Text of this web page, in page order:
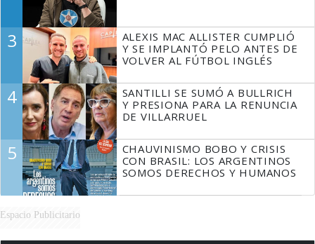
3
ALEXIS MAC ALLISTER CUMPLIÓ
Y SE IMPLANTÓ PELO ANTES DE
VOLVER AL FÚTBOL INGLÉS
4
SANTILLI SE SUMÓ A BULLRICH
Y PRESIONA PARA LA RENUNCIA
DE VILLARRUEL
5
CHAUVINISMO BOBO Y CRISIS
CON BRASIL: LOS ARGENTINOS
SOMOS DERECHOS Y HUMANOS
Espacio Publicitario